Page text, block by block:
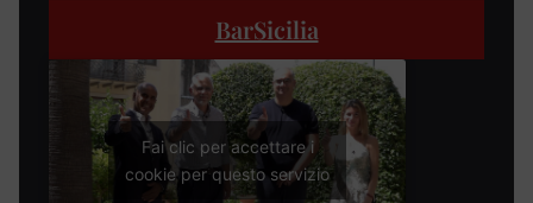
BarSicilia
Fai clic per accettare i
cookie per questo servizio